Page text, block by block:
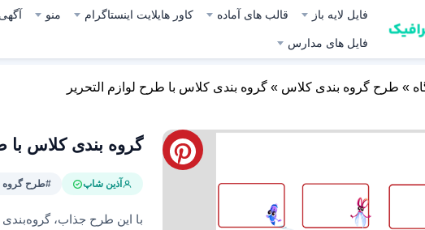
فایل لایه باز قالب های آماده کاور هایلایت اینستاگرام منو
فایل های مدارس
» طرح گروه بندی کلاس » گروه بندی کلاس با طرح لوازم التحریر
گروه بندی کلاس با
آذین شاپ #طرح گروه
با این طرح‌ جذاب،